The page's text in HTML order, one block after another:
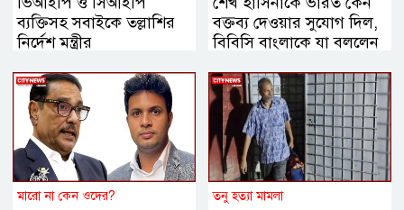
ব্যক্তিসহ সবাইকে তল্লাশির
নির্দেশ মন্ত্রীর
বক্তব্য দেওয়ার সুযোগ দিল,
বিবিসি বাংলাকে যা বললেন
মারো না কেন ওদের? তনু হত্যা মামলা